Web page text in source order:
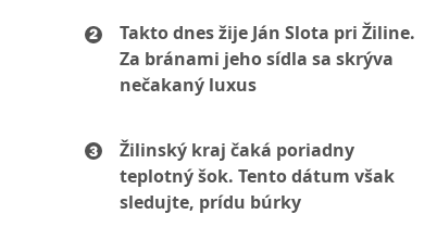
Takto dnes žije Ján Slota pri Žiline.
Za bránami jeho sídla sa skrýva
nečakaný luxus
Žilinský kraj čaká poriadny
teplotný šok. Tento dátum však
sledujte, prídu búrky